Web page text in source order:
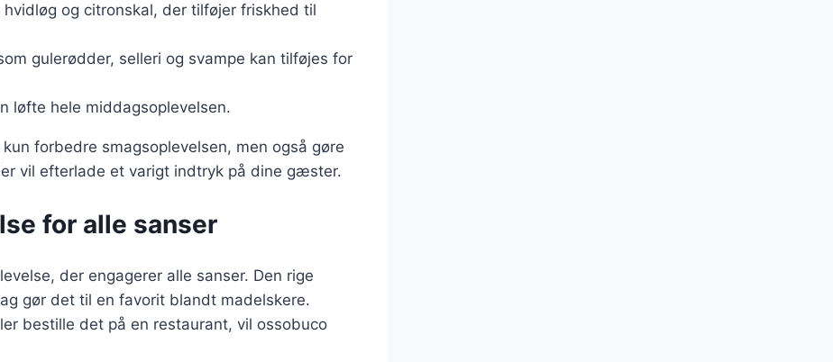
og citronskal, der tilføjer friskhed til
gulerødder, selleri og svampe kan tilføjes for
løfte hele middagsoplevelsen.
forbedre smagsoplevelsen, men også gøre
vil efterlade et varigt indtryk på dine gæster.
for alle sanser
der engagerer alle sanser. Den rige
gør det til en favorit blandt madelskere.
bestille det på en restaurant, vil ossobuco